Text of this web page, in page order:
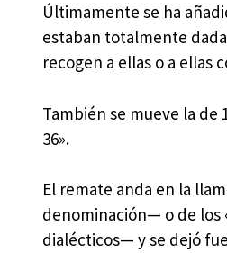
Últimamente se ha
estaban totalmente
recogen a ellas o a ellas
También se mueve la de
36».
El remate anda en la
denominación— o de los
dialécticos— y se dejó